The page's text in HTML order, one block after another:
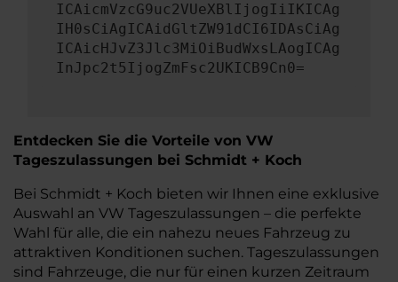
ICAicmVzcG9uc2VUeXBlIjogIiIKICAg
IH0sCiAgICAidGltZW91dCI6IDAsCiAg
ICAicHJvZ3Jlc3MiOiBudWxsLAogICAg
InJpc2t5IjogZmFsc2UKICB9Cn0=
Entdecken Sie die Vorteile von VW
Tageszulassungen bei Schmidt + Koch
Bei Schmidt + Koch bieten wir Ihnen eine exklusive
Auswahl an VW Tageszulassungen – die perfekte
Wahl für alle, die ein nahezu neues Fahrzeug zu
attraktiven Konditionen suchen. Tageszulassungen
sind Fahrzeuge, die nur für einen kurzen Zeitraum